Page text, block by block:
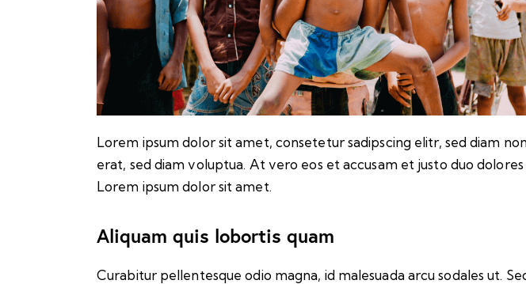
Lorem ipsum dolor sit amet, consetetur sadipscing elitr, sed diam
erat, sed diam voluptua. At vero eos et accusam et justo duo
Lorem ipsum dolor sit amet.
Aliquam quis lobortis quam
Curabitur pellentesque odio magna, id malesuada arcu sodales ut.